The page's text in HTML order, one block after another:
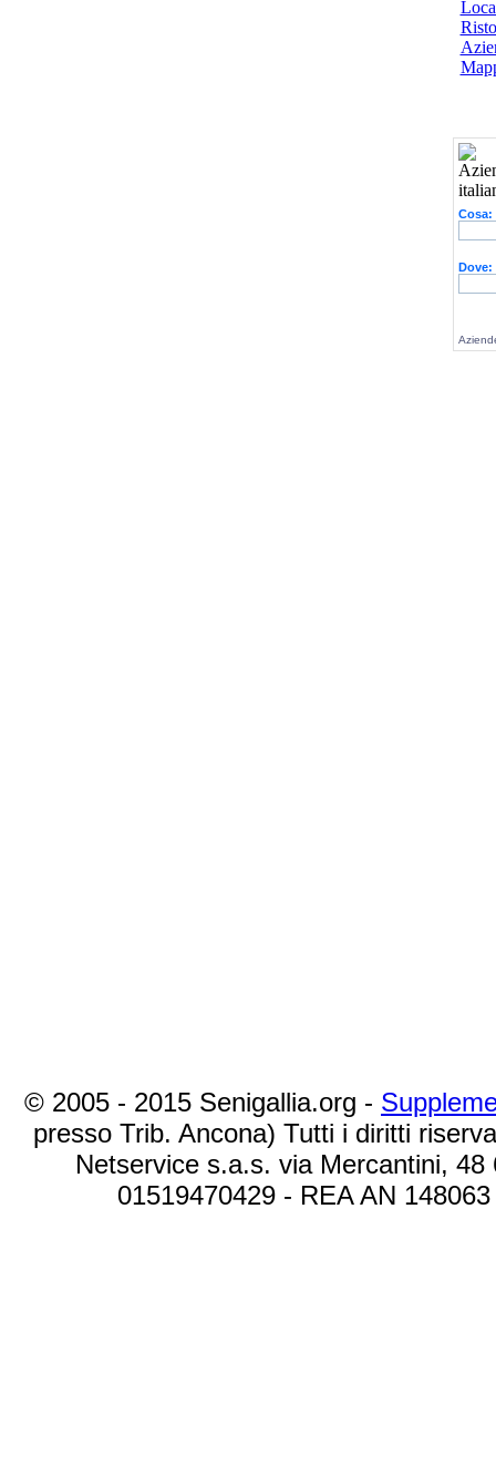
Cosa:
Dove:
© 2005 - 2015 Senigallia.org -
presso Trib. Ancona) Tutti i diritti
Netservice s.a.s. via Mercantini,
01519470429 - REA AN